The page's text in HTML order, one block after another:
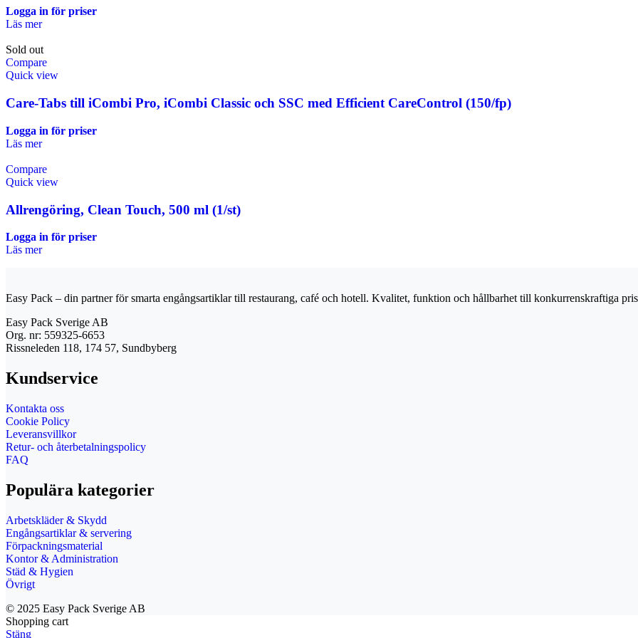
Logga in för priser
Läs mer
Sold out
Compare
Quick view
Care-Tabs till iCombi Pro, iCombi Classic och SSC med Efficient CareControl (150/fp)
Logga in för priser
Läs mer
Compare
Quick view
Allrengöring, Clean Touch, 500 ml (1/st)
Logga in för priser
Läs mer
Easy Pack – din partner för smarta engångsartiklar till restaurang, café och hotell. Kvalitet, funktion och hållbarhet till konkurrenskraftiga
Easy Pack Sverige AB
Org. nr: 559325-6653
Rissneleden 118, 174 57, Sundbyberg
Kundservice
Kontakta oss
Cookie Policy
Leveransvillkor
Retur- och återbetalningspolicy
FAQ
Populära kategorier
Arbetskläder & Skydd
Engångsartiklar & servering
Förpackningsmaterial
Kontor & Administration
Städ & Hygien
Övrigt
© 2025 Easy Pack Sverige AB
Shopping cart
Stäng